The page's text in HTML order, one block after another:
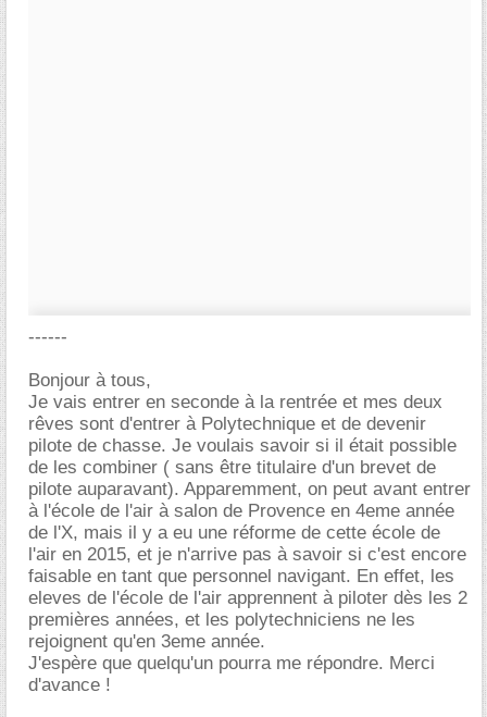
------
Bonjour à tous,
Je vais entrer en seconde à la rentrée et mes deux
rêves sont d'entrer à Polytechnique et de devenir
pilote de chasse. Je voulais savoir si il était possible
de les combiner ( sans être titulaire d'un brevet de
pilote auparavant). Apparemment, on peut avant entrer
à l'école de l'air à salon de Provence en 4eme année
de l'X, mais il y a eu une réforme de cette école de
l'air en 2015, et je n'arrive pas à savoir si c'est encore
faisable en tant que personnel navigant. En effet, les
eleves de l'école de l'air apprennent à piloter dès les 2
premières années, et les polytechniciens ne les
rejoignent qu'en 3eme année.
J'espère que quelqu'un pourra me répondre. Merci
d'avance !